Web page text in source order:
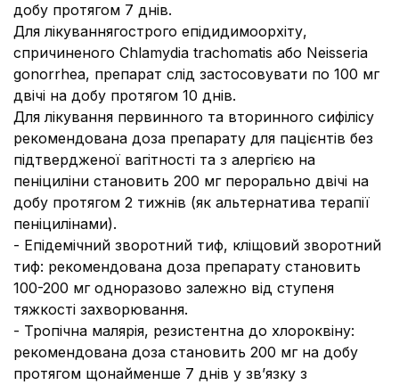
добу протягом 7 днів.
Для лікуваннягострого епідидимоорхіту,
спричиненого Chlamydia trachomatis або Neisseria
gonorrhea, препарат слід застосовувати по 100 мг
двічі на добу протягом 10 днів.
Для лікування первинного та вторинного сифілісу
рекомендована доза препарату для пацієнтів без
підтвердженої вагітності та з алергією на
пеніциліни становить 200 мг перорально двічі на
добу протягом 2 тижнів (як альтернатива терапії
пеніцилінами).
- Епідемічний зворотний тиф, кліщовий зворотний
тиф: рекомендована доза препарату становить
100-200 мг одноразово залежно від ступеня
тяжкості захворювання.
- Тропічна малярія, резистентна до хлороквіну:
рекомендована доза становить 200 мг на добу
протягом щонайменше 7 днів у зв’язку з